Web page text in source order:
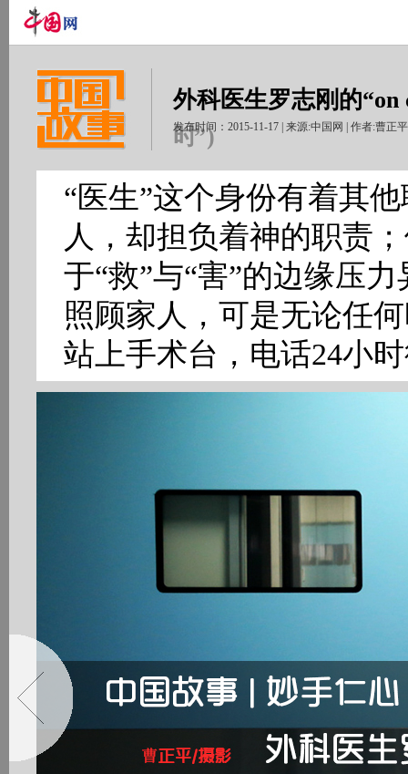
外科医生罗志刚的
时” )
发布时间：2015-11-17 | 来源:中国网 | 作者:曹正
“医生”这个身份有着其
人，却担负着神的职责
于“救”与“害”的边缘压
照顾家人，可是无论任
站上手术台，电话24小